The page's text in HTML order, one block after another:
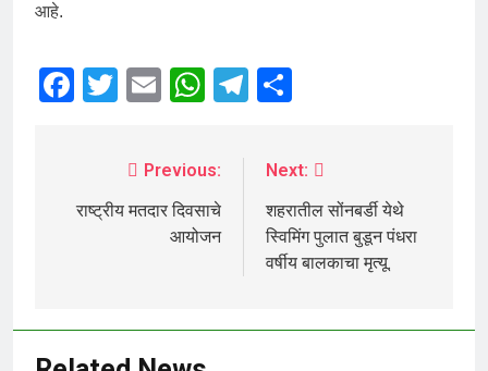
आहे.
Facebook
Twitter
EmailWhatsApp
Telegram
Previous:
राष्ट्रीय मतदार दिवसाचे
आयोजन
Next:
शहरातील सोंनबर्डी येथे
स्विमिंग पुलात बुडून पंधरा
वर्षीय बालकाचा मृत्यू.